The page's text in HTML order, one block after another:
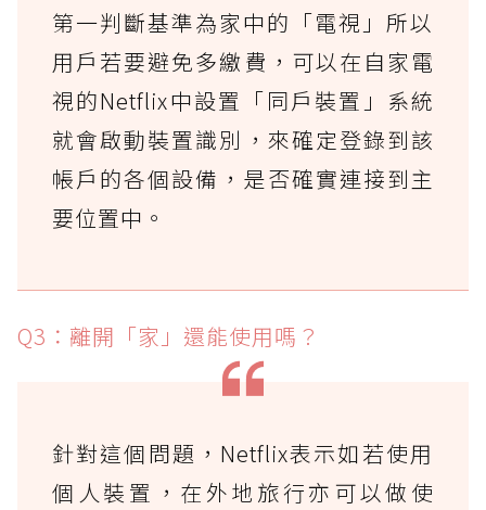
第一判斷基準為家中的「電視」所以
用戶若要避免多繳費，可以在自家電
視的Netflix中設置「同戶裝置」系統
就會啟動裝置識別，來確定登錄到該
帳戶的各個設備，是否確實連接到主
要位置中。
Q3：離開「家」還能使用嗎？
針對這個問題，Netflix表示如若使用
個人裝置，在外地旅行亦可以做使